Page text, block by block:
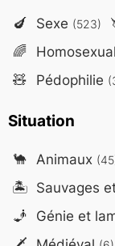
🍆 Sexe (523)
🌈
🧸 Pédophilie
Situation
🐪 Animaux
🏝️ Sauvages
🧞 Génie et